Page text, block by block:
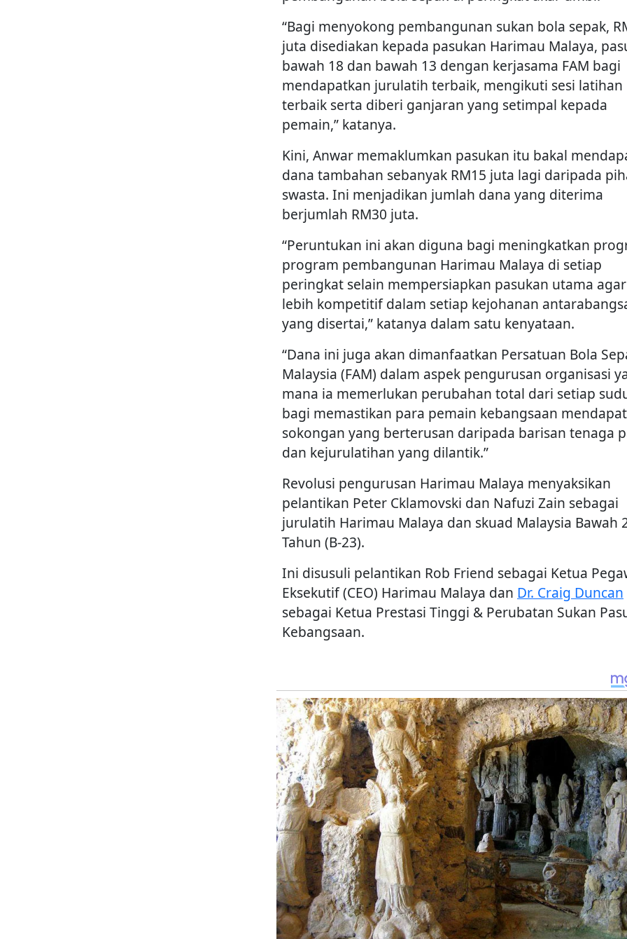
“Bagi menyokong pembangunan sukan bola sepak,
juta disediakan kepada pasukan Harimau Malaya,
bawah 18 dan bawah 13 dengan kerjasama FAM bagi
mendapatkan jurulatih terbaik, mengikuti sesi latihan
terbaik serta diberi ganjaran yang setimpal kepada
pemain,” katanya.
Kini, Anwar memaklumkan pasukan itu bakal
dana tambahan sebanyak RM15 juta lagi daripada
swasta. Ini menjadikan jumlah dana yang diterima
berjumlah RM30 juta.
“Peruntukan ini akan diguna bagi meningkatkan
program pembangunan Harimau Malaya di setiap
peringkat selain mempersiapkan pasukan utama agar
lebih kompetitif dalam setiap kejohanan
yang disertai,” katanya dalam satu kenyataan.
“Dana ini juga akan dimanfaatkan Persatuan Bola
Malaysia (FAM) dalam aspek pengurusan organisasi
mana ia memerlukan perubahan total dari setiap
bagi memastikan para pemain kebangsaan mendapat
sokongan yang berterusan daripada barisan tenaga
dan kejurulatihan yang dilantik.”
Revolusi pengurusan Harimau Malaya menyaksikan
pelantikan Peter Cklamovski dan Nafuzi Zain sebagai
jurulatih Harimau Malaya dan skuad Malaysia Bawah
Tahun (B-23).
Ini disusuli pelantikan Rob Friend sebagai Ketua
Eksekutif (CEO) Harimau Malaya dan Dr. Craig Duncan
sebagai Ketua Prestasi Tinggi & Perubatan Sukan
Kebangsaan.